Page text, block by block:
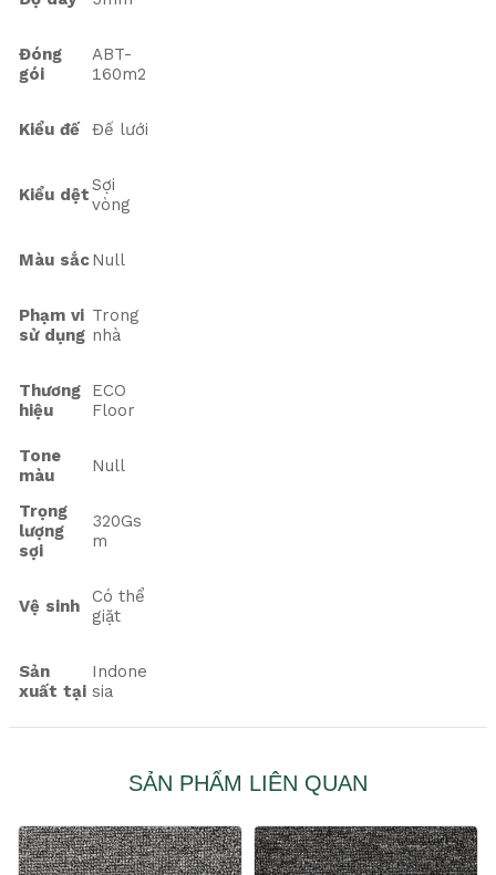
Đóng
gói
ABT-
160m2
Kiểu đế Đế lưới
Kiểu dệtSợi
vòng
Màu sắcNull
Phạm vi
sử dụng
Trong
nhà
Thương
hiệu
ECO
Floor
Tone
màu
Null
Trọng
lượng
sợi
320Gs
m
Vệ sinh
Có thể
giặt
Sản
xuất tại
Indone
sia
SẢN PHẨM LIÊN QUAN